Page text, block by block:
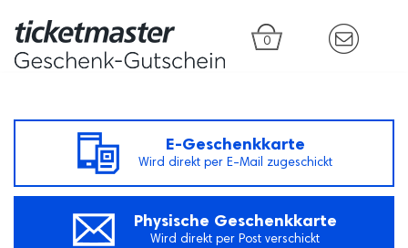
0
E-Geschenkkarte
Wird direkt per E-Mail zugeschickt
Physische Geschenkkarte
Wird direkt per Post verschickt